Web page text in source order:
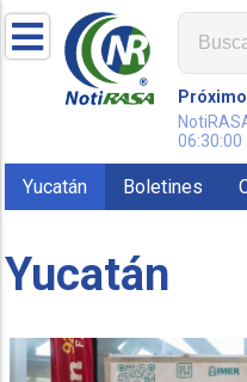
06:30:00
Yucatán Boletines
Yucatán